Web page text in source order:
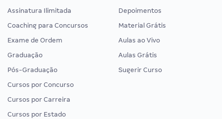
Assinatura Ilimitada
Coaching para Concursos
Exame de Ordem
Graduação
Pós-Graduação
Cursos por Concurso
Cursos por Carreira
Cursos por Estado
Depoimentos
Material Grátis
Aulas ao Vivo
Aulas Grátis
Sugerir Curso